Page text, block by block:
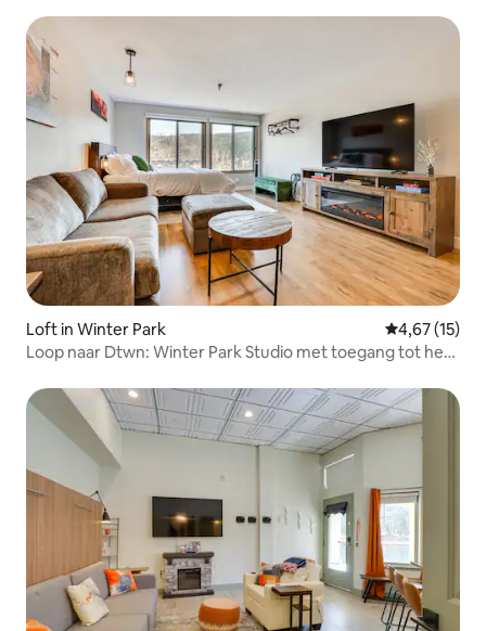
Loft in Winter Park Gemiddelde
4,67 (15)
Loop naar Dtwn: Winter Park Studio met toegang tot het